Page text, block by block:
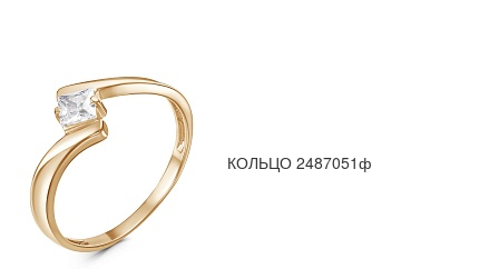
КОЛЬЦО 2487051ф